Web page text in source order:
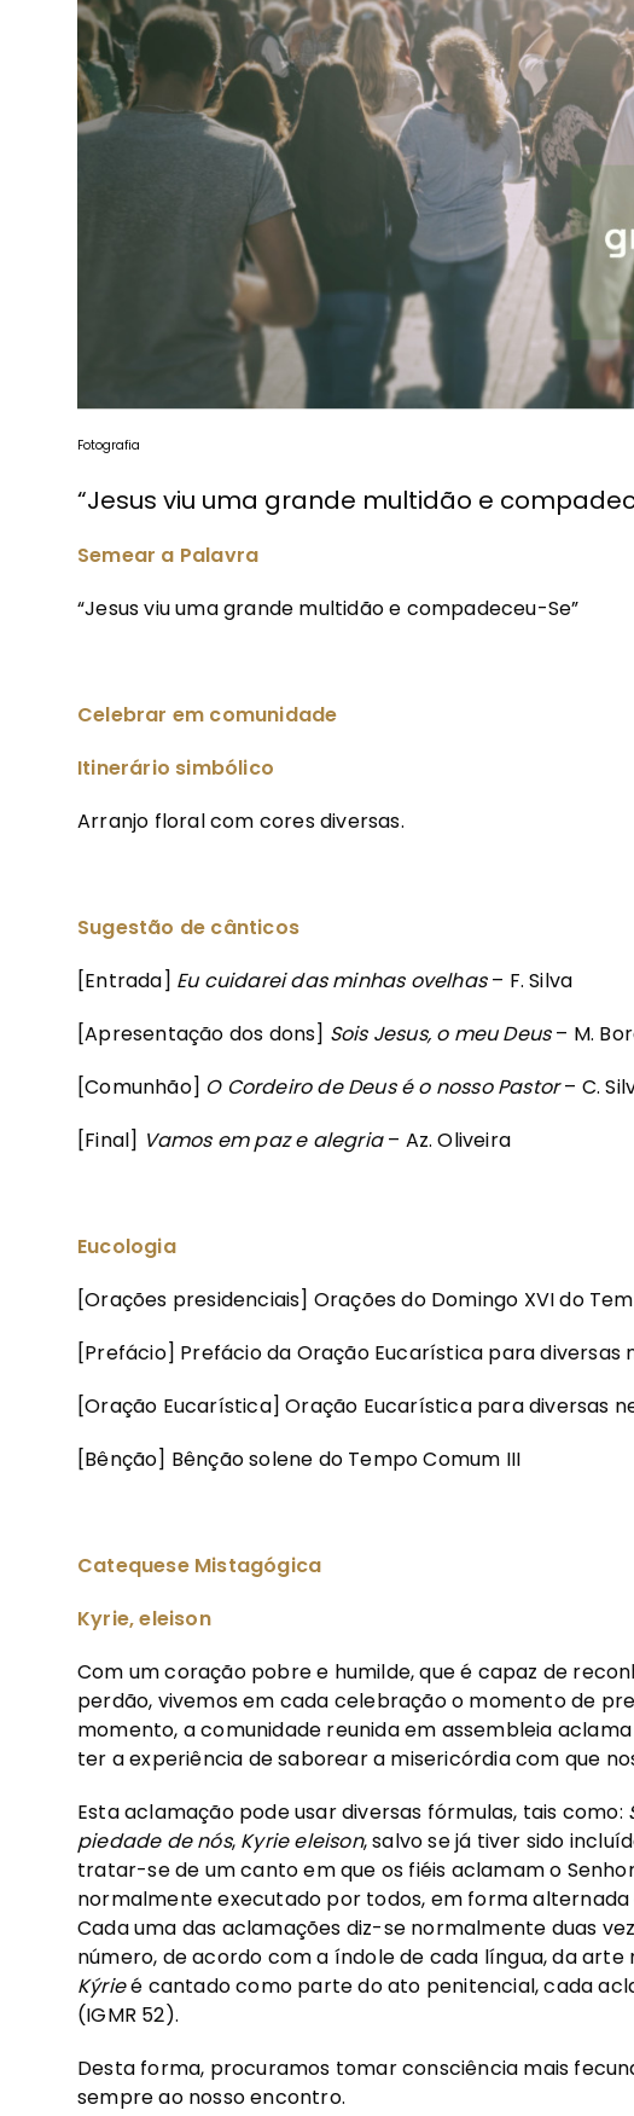
Fotografia
“Jesus viu uma grande multidão e
Semear a Palavra
“Jesus viu uma grande multidão e compadeceu-Se”
Celebrar em comunidade
Itinerário simbólico
Arranjo floral com cores diversas.
Sugestão de cânticos
[Entrada] Eu cuidarei das minhas ovelhas– F. Silva
[Apresentação dos dons] Sois Jesus, o meu Deus– M.
[Comunhão] O Cordeiro de Deus é o nosso Pastor– C.
[Final] Vamos em paz e alegria– Az. Oliveira
Eucologia
[Orações presidenciais] Orações do Domingo XVI do
[Prefácio] Prefácio da Oração Eucarística para diversas
[Oração Eucarística] Oração Eucarística para diversas
[Bênção] Bênção solene do Tempo Comum III
Catequese Mistagógica
Kyrie, eleison
Com um coração pobre e humilde, que é capaz de
perdão, vivemos em cada celebração o momento de
momento, a comunidade reunida em assembleia
ter a experiência de saborear a misericórdia com que
Esta aclamação pode usar diversas fórmulas, tais como:
piedade de nós, Kyrie eleison, salvo se já tiver sido
tratar-se de um canto em que os fiéis aclamam o
normalmente executado por todos, em forma
Cada uma das aclamações diz-se normalmente duas
número, de acordo com a índole de cada língua, da arte
Kýrieé cantado como parte do ato penitencial, cada
(IGMR 52).
Desta forma, procuramos tomar consciência mais
sempre ao nosso encontro.